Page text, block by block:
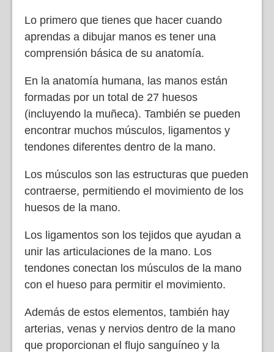
Lo primero que tienes que hacer cuando
aprendas a dibujar manos es tener una
comprensión básica de su anatomía.
En la anatomía humana, las manos están
formadas por un total de 27 huesos
(incluyendo la muñeca). También se pueden
encontrar muchos músculos, ligamentos y
tendones diferentes dentro de la mano.
Los músculos son las estructuras que pueden
contraerse, permitiendo el movimiento de los
huesos de la mano.
Los ligamentos son los tejidos que ayudan a
unir las articulaciones de la mano. Los
tendones conectan los músculos de la mano
con el hueso para permitir el movimiento.
Además de estos elementos, también hay
arterias, venas y nervios dentro de la mano
que proporcionan el flujo sanguíneo y la